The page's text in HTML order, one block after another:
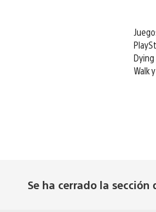
Dying
Walk
Se ha cerrado la sección